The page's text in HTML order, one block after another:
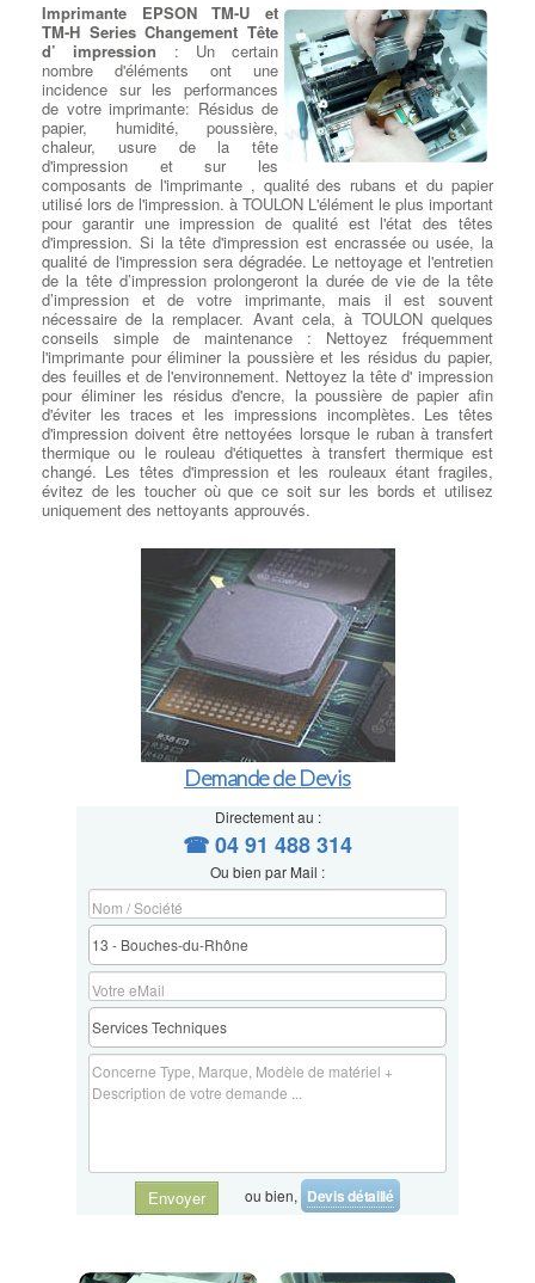
Imprimante EPSON TM-U et
TM-H Series Changement Tête
d’ impression : Un certain
nombre d'éléments ont une
incidence sur les performances
de votre imprimante: Résidus de
papier, humidité, poussière,
chaleur, usure de la tête
d'impression et sur les
composants de l'imprimante , qualité des rubans et du papier
utilisé lors de l'impression. à TOULON L'élément le plus important
pour garantir une impression de qualité est l'état des têtes
d'impression. Si la tête d'impression est encrassée ou usée, la
qualité de l'impression sera dégradée. Le nettoyage et l'entretien
de la tête d’impression prolongeront la durée de vie de la tête
d’impression et de votre imprimante, mais il est souvent
nécessaire de la remplacer. Avant cela, à TOULON quelques
conseils simple de maintenance : Nettoyez fréquemment
l'imprimante pour éliminer la poussière et les résidus du papier,
des feuilles et de l'environnement. Nettoyez la tête d' impression
pour éliminer les résidus d'encre, la poussière de papier afin
d'éviter les traces et les impressions incomplètes. Les têtes
d'impression doivent être nettoyées lorsque le ruban à transfert
thermique ou le rouleau d'étiquettes à transfert thermique est
changé. Les têtes d'impression et les rouleaux étant fragiles,
évitez de les toucher où que ce soit sur les bords et utilisez
uniquement des nettoyants approuvés.
Demande de Devis
Directement au :
☎ 04 91 488 314
Ou bien par Mail :
Envoyer ou bien, Devis détaillé